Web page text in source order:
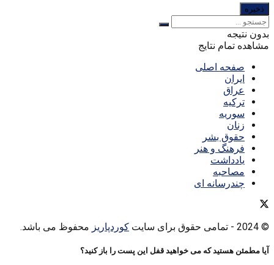
بدون نتیجه
مشاهده تمام نتایج
صفحه اصلی
ایران
عراق
ترکیه
سوریه
زنان
حقوق بشر
فرهنگ و هنر
یادداشت
مصاحبه
چندرسانه ای
© 2024 - تمامی حقوق برای سایت کوردپاریز محفوظ می باشد.
آیا مطمئن هستید که می خواهید قفل این پست را باز کنید؟